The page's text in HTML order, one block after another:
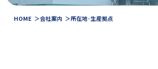
HOME 会社案内 所在地·生産拠点